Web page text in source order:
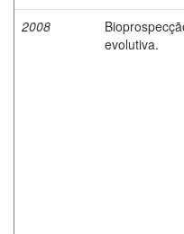
2008
evolutiva.